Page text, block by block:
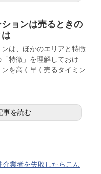
ョンは売るときの
は、ほかのエリアと特徴
特徴」を理解しておけ
を高く早く売るタイミン
事を読む
業者を失敗したらこん